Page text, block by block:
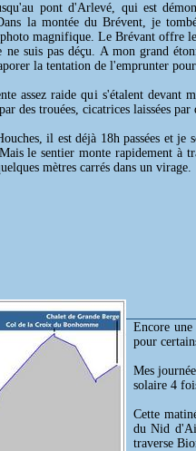
pont d'Arlevé, qui est
la montée du Brévent, je
magnifique. Le Brévant offre
suis pas déçu. A mon grand
la tentation de l'emprunter
assez raide qui s'étalent devant
des trouées, cicatrices laissées par
il est déjà 18h passées et je
le sentier monte rapidement à
mètres carrés dans un virage.
Encore
pour
Mes
solaire 4
Cette
du Nid
traverse